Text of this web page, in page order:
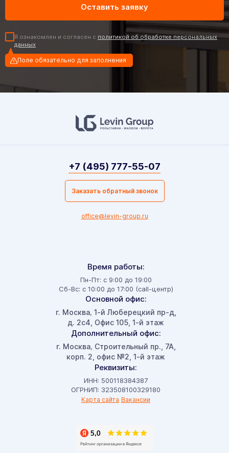
Я ознакомлен и согласен с политикой об обработке персональных
данных
Поле обязательно для заполнения
Время работы:
Пн-Пт: с 9:00 до 19:00
Сб-Вс: с 10:00 до 17:00 (call-центр)
Основной офис:
г. Москва, 1-й Люберецкий пр-д,
д. 2с4, Офис 105, 1-й этаж
Дополнительный офис:
г. Москва, Строительный пр., 7А,
корп. 2, офис №2, 1-й этаж
Реквизиты:
ИНН: 500118384387
ОГРНИП: 323508100329180
Карта сайта Вакансии
+7 (495) 777-55-07
Заказать обратный звонок
office@levin-group.ru